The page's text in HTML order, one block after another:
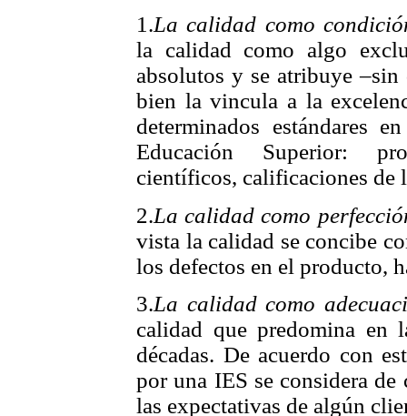
1.La calidad como
la calidad como algo
absolutos y se atribuye
bien la vincula a la
determinados estándares
Educación Superior:
científicos, calificaciones de
2.La calidad como
vista la calidad se concibe
los defectos en el producto,
3.La calidad como
calidad que predomina en
décadas. De acuerdo con
por una IES se considera
las expectativas de algún